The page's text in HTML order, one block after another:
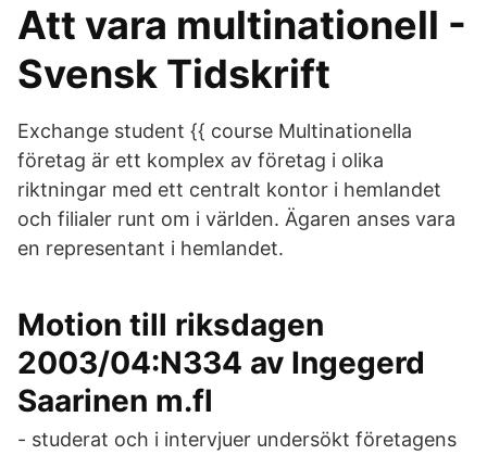
Att vara multinationell -
Svensk Tidskrift
Exchange student {{ course Multinationella
företag är ett komplex av företag i olika
riktningar med ett centralt kontor i hemlandet
och filialer runt om i världen. Ägaren anses vara
en representant i hemlandet.
Motion till riksdagen
2003/04:N334 av Ingegerd
Saarinen m.fl
- studerat och i intervjuer undersökt företagens